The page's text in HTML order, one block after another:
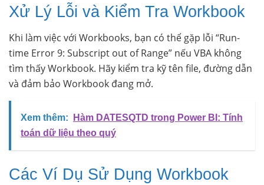
Xử Lý Lỗi và Kiểm Tra Workbook
Khi làm việc với Workbooks, bạn có thể gặp lỗi “Run-
time Error 9: Subscript out of Range” nếu VBA không
tìm thấy Workbook. Hãy kiểm tra kỹ tên file, đường dẫn
và đảm bảo Workbook đang mở.
Xem thêm:
Hàm DATESQTD trong Power BI: Tính
toán dữ liệu theo quý
Các Ví Dụ Sử Dụng Workbook